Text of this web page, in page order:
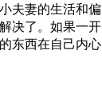
夫妻的生活和偏
决了。如果一开
东西在自己内心